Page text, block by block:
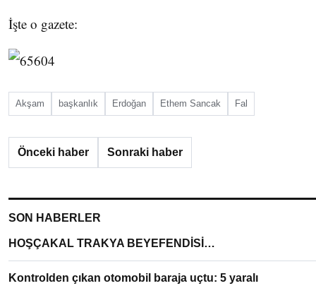
İşte o gazete:
Akşam başkanlık Erdoğan Ethem Sancak Fal
Önceki haber Sonraki haber
SON HABERLER
HOŞÇAKAL TRAKYA BEYEFENDİSİ…
Kontrolden çıkan otomobil baraja uçtu: 5 yaralı